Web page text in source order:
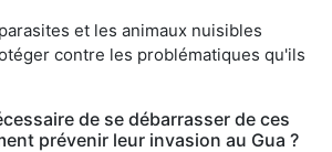
et les animaux nuisibles
contre les problématiques qu'ils
de se débarrasser de ces
prévenir leur invasion au Gua ?